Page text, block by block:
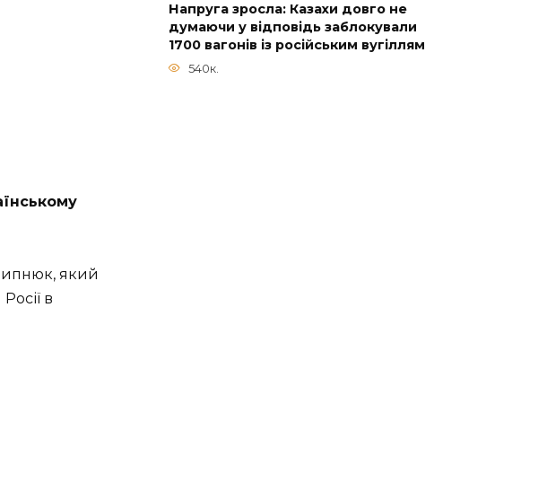
який
в
Напруга зросла: Казахи довго не
думаючи у відповідь заблокували
1700 вагонів із російським вугіллям
540к.